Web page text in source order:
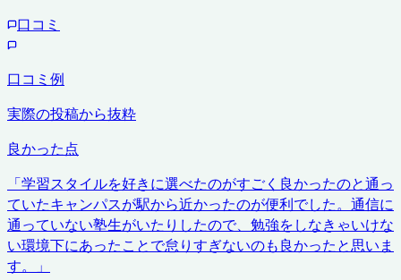
口コミ
口コミ例
実際の投稿から抜粋
良かった点
「学習スタイルを好きに選べたのがすごく良かったのと通っ
ていたキャンパスが駅から近かったのが便利でした。通信に
通っていない塾生がいたりしたので、勉強をしなきゃいけな
い環境下にあったことで怠りすぎないのも良かったと思いま
す。
」